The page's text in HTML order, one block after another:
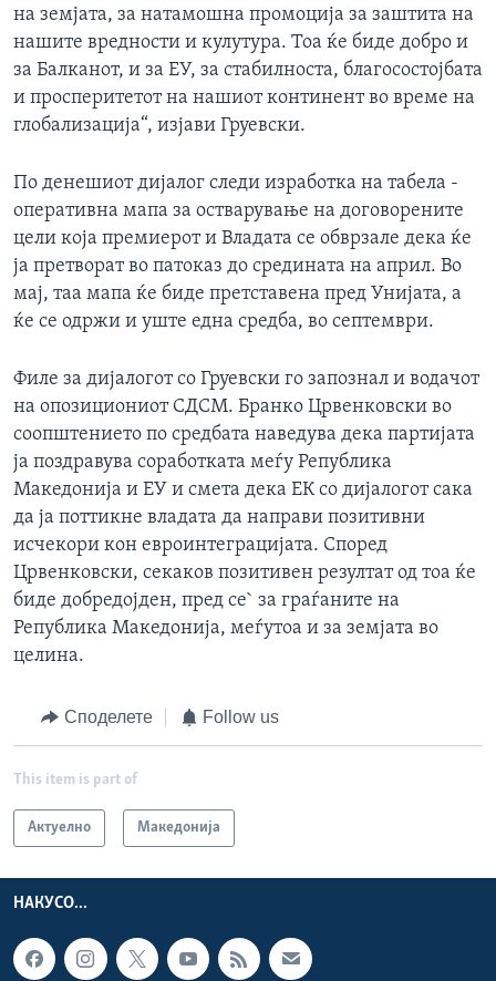
на земјата, за натамошна промоција за заштита на
нашите вредности и кулутура. Тоа ќе биде добро и
за Балканот, и за ЕУ, за стабилноста, благосостојбата
и просперитетот на нашиот континент во време на
глобализација“, изјави Груевски.
По денешиот дијалог следи изработка на табела -
оперативна мапа за оствaрување на договорените
цели која премиерот и Владата се обврзале дека ќе
ја претворат во патоказ до средината на април. Во
мај, таа мапа ќе биде претставена пред Унијата, а
ќе се одржи и уште една средба, во септември.
Филе за дијалогот со Груевски го запознал и водачот
на опозициониот СДСМ. Бранко Црвенковски во
соопштението по средбата наведува дека партијата
ја поздравува соработката меѓу Република
Македонија и ЕУ и смета дека ЕК со дијалогот сака
да ја поттикне владата да направи позитивни
исчекори кон евроинтеграцијата. Според
Црвенковски, секаков позитивен резултат од тоа ќе
биде добредојден, пред се` за граѓаните на
Република Македонија, меѓутоа и за земјата во
целина.
Споделете Follow us
This item is part of
Актуелно Македонија
НАКУСО...